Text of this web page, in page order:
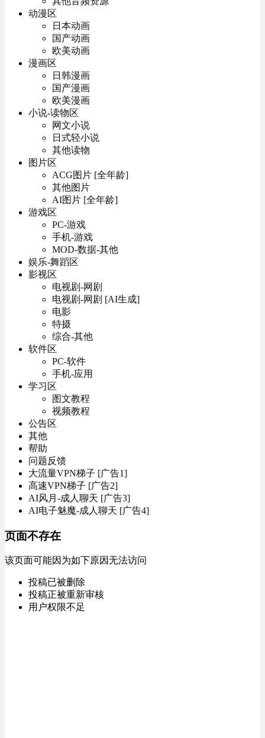
动漫区
日本动画
国产动画
欧美动画
漫画区
日韩漫画
国产漫画
欧美漫画
小说-读物区
网文小说
日式轻小说
其他读物
图片区
ACG图片 [全年龄]
其他图片
AI图片 [全年龄]
游戏区
PC-游戏
手机-游戏
MOD-数据-其他
娱乐-舞蹈区
影视区
电视剧-网剧
电视剧-网剧 [AI生成]
电影
特摄
综合-其他
软件区
PC-软件
手机-应用
学习区
图文教程
视频教程
公告区
其他
帮助
问题反馈
大流量VPN梯子 [广告1]
高速VPN梯子 [广告2]
AI风月-成人聊天 [广告3]
AI电子魅魔-成人聊天 [广告4]
页面不存在
该页面可能因为如下原因无法访问
投稿已被删除
投稿正被重新审核
用户权限不足